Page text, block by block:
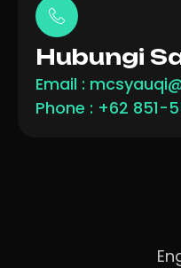
Hubungi
Email :
Phone : +62 851-